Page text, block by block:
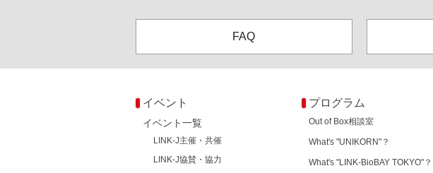
FAQ
イベント
イベント一覧
LINK-J主催・共催
LINK-J協賛・協力
プログラム
Out of Box相談室
What's "UNIKORN"？
What's "LINK-BioBAY TOKYO"？